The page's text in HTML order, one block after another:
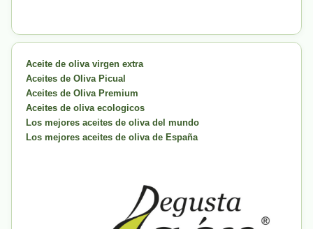
Aceite de oliva virgen extra
Aceites de Oliva Picual
Aceites de Oliva Premium
Aceites de oliva ecologicos
Los mejores aceites de oliva del mundo
Los mejores aceites de oliva de España